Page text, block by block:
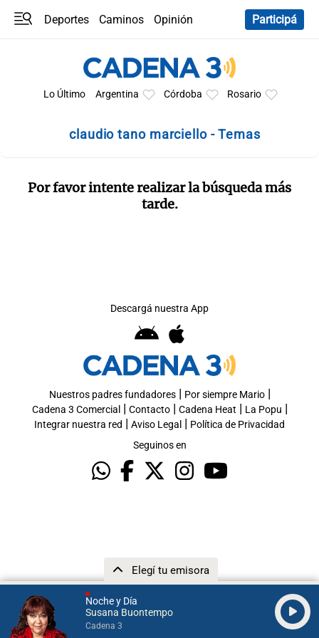
Noche y Día
Susana Buontempo
Cadena 3
Elegí tu emisora
Deportes Caminos
Opinión
Participá
Lo Último Argentina Córdoba Rosario
claudio tano marciello - Temas
Por favor intente realizar la búsqueda más
tarde.
Descargá nuestra App
Nuestros padres fundadores| Por siempre Mario|
Cadena 3 Comercial | Contacto| Cadena Heat | La Popu |
Integrar nuestra red | Aviso Legal | Política de Privacidad
Seguinos en